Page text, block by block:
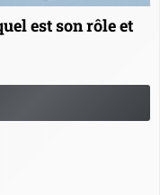
est son rôle et